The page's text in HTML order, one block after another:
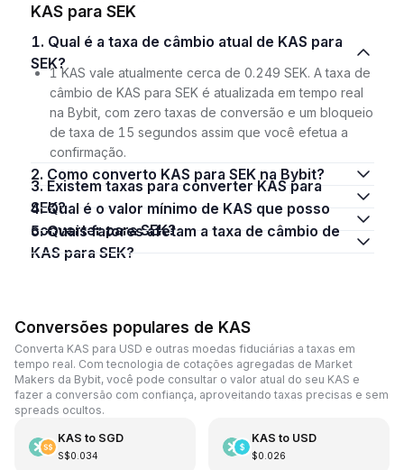
KAS para SEK
1. Qual é a taxa de câmbio atual de KAS para
SEK?
1 KAS vale atualmente cerca de 0.249 SEK. A taxa de
câmbio de KAS para SEK é atualizada em tempo real
na Bybit, com zero taxas de conversão e um bloqueio
de taxa de 15 segundos assim que você efetua a
confirmação.
2. Como converto KAS para SEK na Bybit?
3. Existem taxas para converter KAS para
SEK?
4. Qual é o valor mínimo de KAS que posso
converter para SEK?
5. Quais fatores afetam a taxa de câmbio de
KAS para SEK?
Conversões populares de KAS
Converta KAS para USD e outras moedas fiduciárias a taxas em
tempo real. Com tecnologia de cotações agregadas de Market
Makers da Bybit, você pode consultar o valor atual do seu KAS e
fazer a conversão com confiança, aproveitando taxas precisas e sem
spreads ocultos.
KAS to SGD
S$0.034
KAS to USD
$0.026